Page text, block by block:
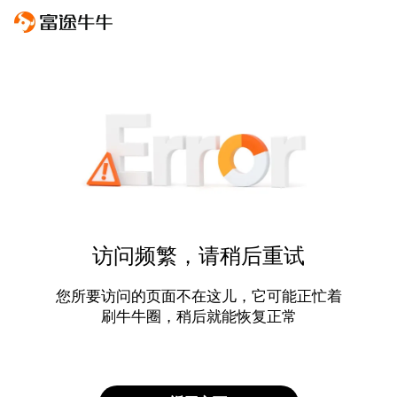
访问频繁，请稍后重试
您所要访问的页面不在这儿，它可能正忙着
刷牛牛圈，稍后就能恢复正常